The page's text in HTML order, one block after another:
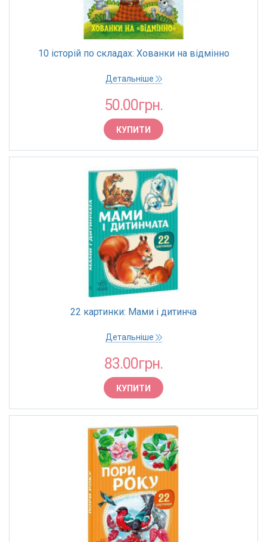
10 історій по складах: Хованки на відмінно
Детальніше
50.00грн.
КУПИТИ
22 картинки: Мами і дитинча
Детальніше
83.00грн.
КУПИТИ